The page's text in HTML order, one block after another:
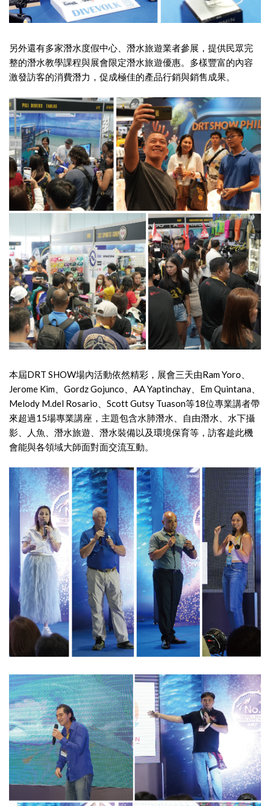
另外還有多家潛水度假中心、潛水旅遊業者參展，提供民眾完
整的潛水教學課程與展會限定潛水旅遊優惠。多樣豐富的內容
激發訪客的消費潛力，促成極佳的產品行銷與銷售成果。
本屆DRT SHOW場內活動依然精彩，展會三天由Ram Yoro、
Jerome Kim、Gordz Gojunco、AA Yaptinchay、Em Quintana、
Melody M.del Rosario、Scott Gutsy Tuason等18位專業講者帶
來超過15場專業講座，主題包含水肺潛水、自由潛水、水下攝
影、人魚、潛水旅遊、潛水裝備以及環境保育等，訪客趁此機
會能與各領域大師面對面交流互動。